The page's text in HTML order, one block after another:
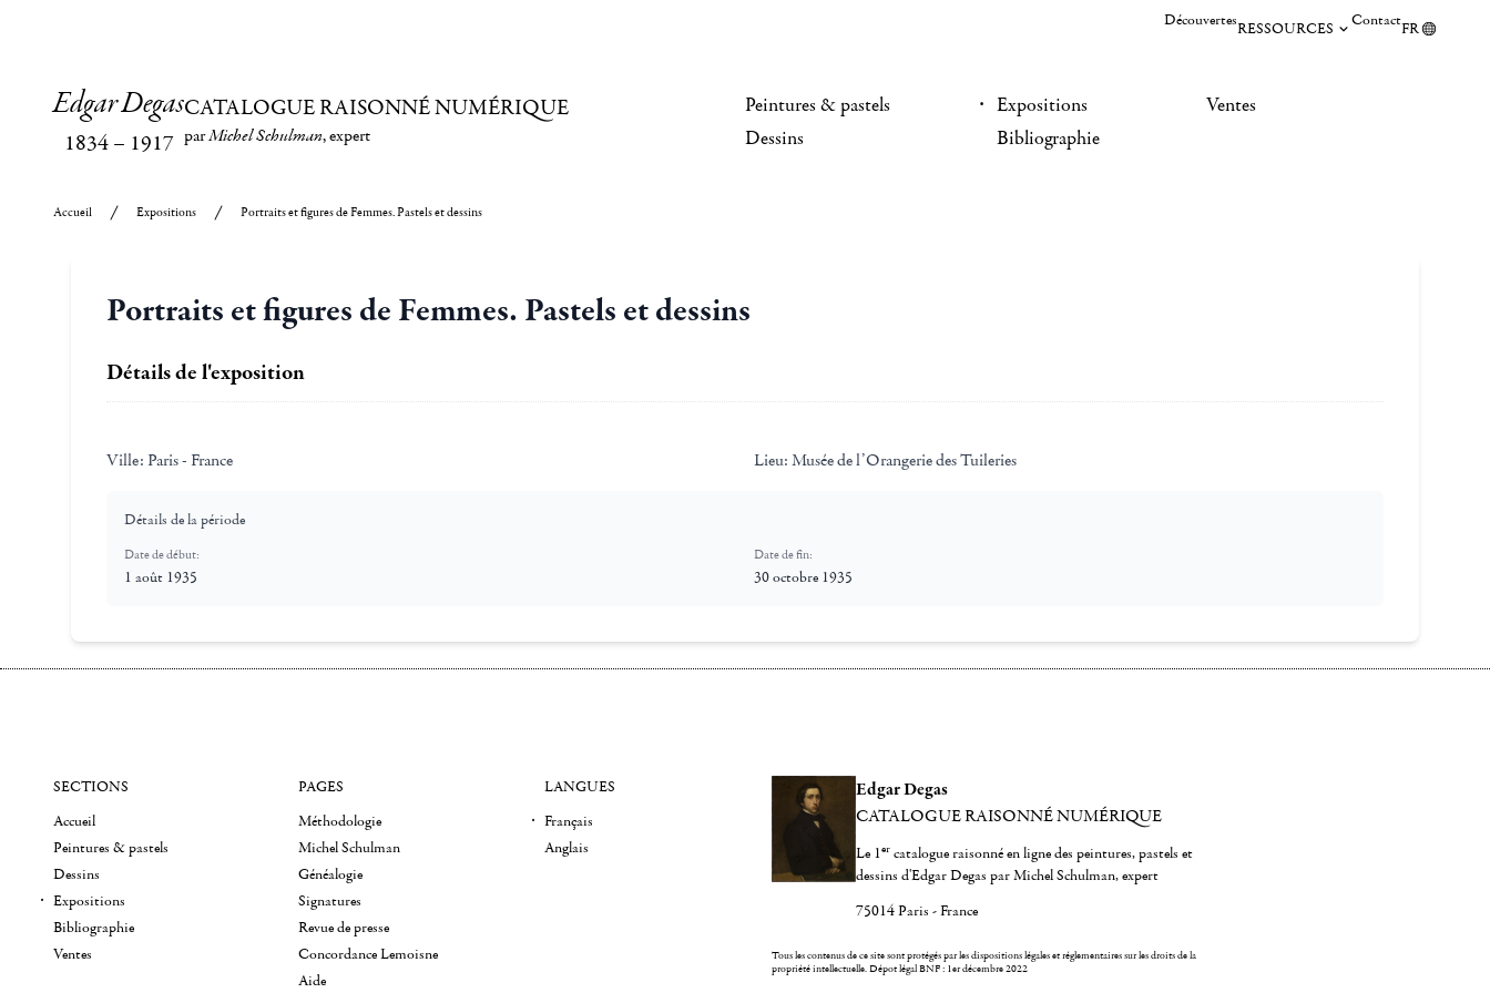
DécouvertesRESSOURCES ContactFR
Edgar Degas
1834– 1917
CATALOGUE RAISONNÉ NUMÉRIQUE
parMichel Schulman, expert
Peintures & pastels
Dessins
Expositions
Bibliographie
Ventes
Accueil Expositions Portraits et figures de Femmes. Pastels et dessins
Portraits et figures de Femmes. Pastels et dessins
Détails de l'exposition
Ville: Paris - France Lieu: Musée de l’Orangerie des Tuileries
Détails de la période
Date de début:
1 août 1935
Date de fin:
30 octobre 1935
Edgar Degas
CATALOGUE RAISONNÉ NUMÉRIQUE
Le 1er catalogue raisonné en ligne des peintures, pastels et
dessins d'Edgar Degas par Michel Schulman, expert
75014 Paris - France
Tous les contenus de ce site sont protégés par les dispositions légales et réglementaires sur les droits de la
propriété intellectuelle.Dépot légal BNF : 1er décembre 2022
SECTIONS
Accueil
Peintures & pastels
Dessins
Expositions
Bibliographie
Ventes
PAGES
Méthodologie
Michel Schulman
Généalogie
Signatures
Revue de presse
Concordance Lemoisne
Aide
LANGUES
Français
Anglais